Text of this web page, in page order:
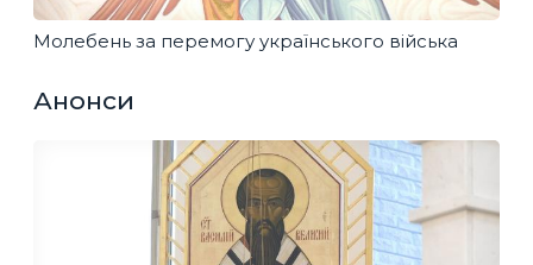
Молебень за перемогу українського війська
Анонси